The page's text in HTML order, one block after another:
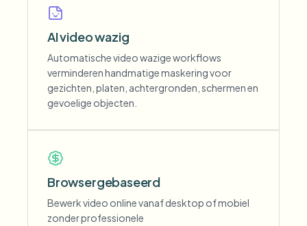
AI video wazig
Automatische video wazige workflows
verminderen handmatige maskering voor
gezichten, platen, achtergronden, schermen en
gevoelige objecten.
Browsergebaseerd
Bewerk video online vanaf desktop of mobiel
zonder professionele